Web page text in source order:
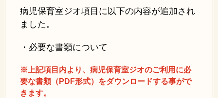
病児保育室ジオ項目に以下の内容が追加され
ました。
・必要な書類について
※上記項目内より、病児保育室ジオのご利用に必
要な書類（PDF形式）をダウンロードする事がで
きます。